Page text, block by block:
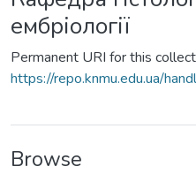
ембріології
Permanent URI for this
https://repo.knmu.edu.ua/
Browse